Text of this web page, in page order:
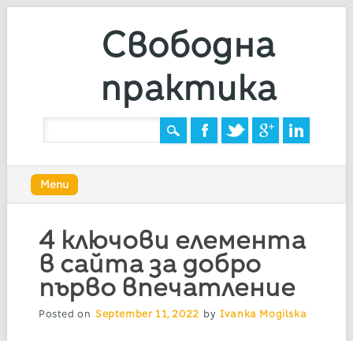
Свободна
практика
Main menu
content
Menu
4 ключови елемента
в сайта за добро
първо впечатление
Posted on September 11, 2022 by Ivanka Mogilska